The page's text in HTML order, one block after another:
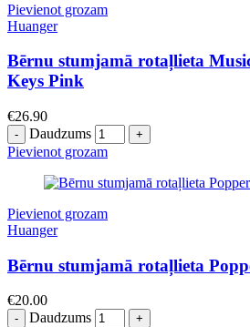
Pievienot grozam
Huanger
Bērnu stumjamā rotaļlieta
Keys Pink
€26.90
Daudzums
Pievienot grozam
Pievienot grozam
Huanger
Bērnu stumjamā rotaļlieta
€20.00
Daudzums